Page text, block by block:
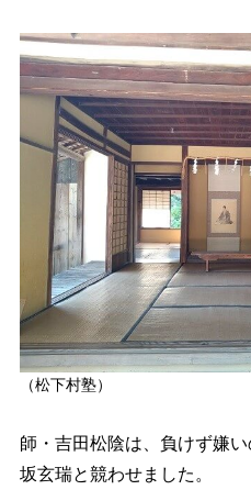
（松下村塾）
師・吉田松陰は、負けず嫌
坂玄瑞と競わせました。